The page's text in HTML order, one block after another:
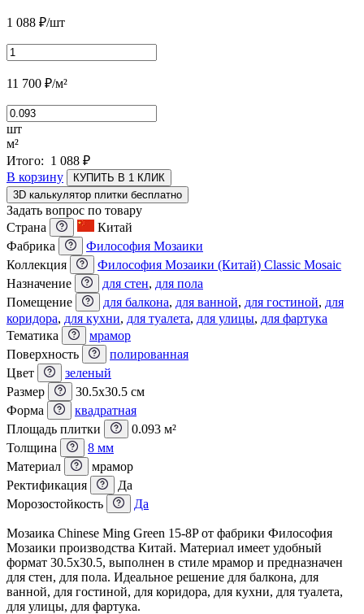
1 088 ₽/шт
11 700 ₽/м²
шт
м²
Итого: 1 088 ₽
В корзину
КУПИТЬ В 1 КЛИК
3D калькулятор плитки бесплатно
Задать вопрос по товару
Страна
Китай
Фабрика
Философия Мозаики
Коллекция
Философия Мозаики (Китай) Classic Mosaic
Назначение
для стен, для пола
Помещение
для балкона, для ванной, для гостиной, для
коридора, для кухни, для туалета, для улицы, для фартука
Тематика
мрамор
Поверхность
полированная
Цвет
зеленый
Размер
30.5x30.5 см
Форма
квадратная
Площадь плитки
0.093 м²
Толщина
8 мм
Материал
мрамор
Ректификация
Да
Морозостойкость
Да
Мозаика Chinese Ming Green 15-8P от фабрики Философия
Мозаики производства Китай. Материал имеет удобный
формат 30.5x30.5, выполнен в стиле мрамор и предназначен
для стен, для пола. Идеальное решение для балкона, для
ванной, для гостиной, для коридора, для кухни, для туалета,
для улицы, для фартука.